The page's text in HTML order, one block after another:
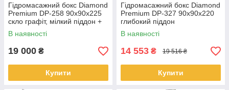
Гідромасажний бокс Diamond
Premium DP-258 90x90x225
скло графіт, мілкий піддон +
гідромасажна панель
В наявності
19 000 ₴
Купити
Гідромасажний бокс Diamond
Premium DP-327 90x90x220
глибокий піддон
В наявності
14 553 ₴ 19 516 ₴
Купити